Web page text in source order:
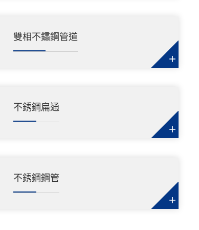
雙相不鏽鋼管道
+
不銹鋼扁通
+
不銹鋼鋼管
+